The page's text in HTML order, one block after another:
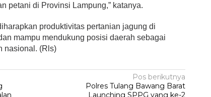
petani di Provinsi Lampung,” katanya.
produktivitas pertanian jagung di
mampu mendukung posisi daerah sebagai
nasional. (Rls)
Pos berikutnya
Polres Tulang Bawang Barat
Launching SPPG yang ke-2